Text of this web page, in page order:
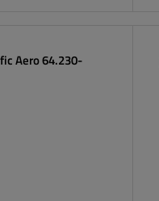
Aero 64.230-